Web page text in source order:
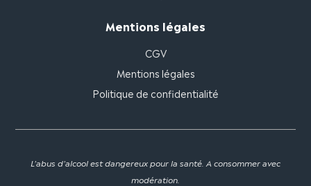
Mentions légales
CGV
Mentions légales
Politique de confidentialité
L'abus d'alcool est dangereux pour la santé. A consommer avec
modération.